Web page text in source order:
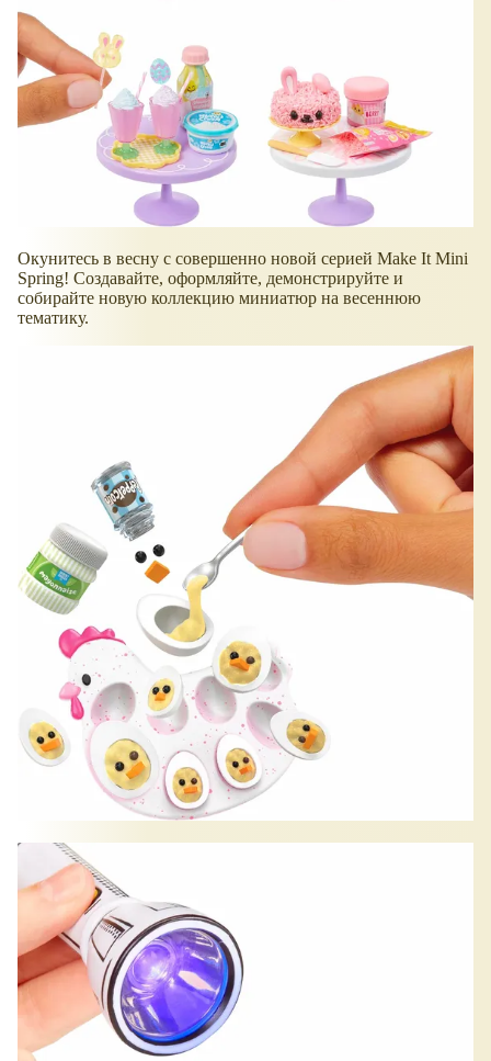
Окунитесь в весну с совершенно новой серией Make It Mini
Spring! Создавайте, оформляйте, демонстрируйте и
собирайте новую коллекцию миниатюр на весеннюю
тематику.